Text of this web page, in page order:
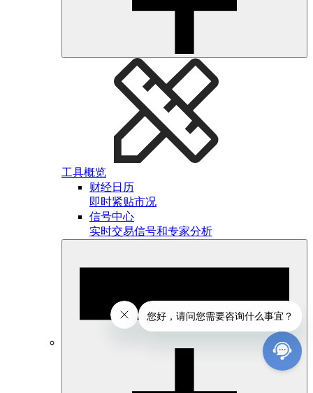
工具概览
财经日历
即时紧贴市况
信号中心
实时交易信号和专家分析